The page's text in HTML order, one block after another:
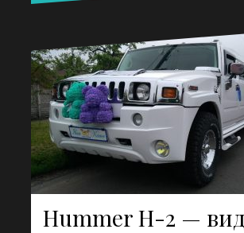
Hummer H-2 —